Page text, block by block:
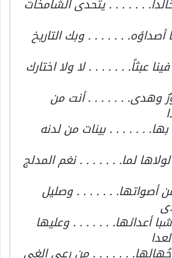
. . . . . . يتحدى الشامخات
أصداؤه. . . . . . . وبك التاريخ
عبثاً. . . . . . . لا ولا اختارك
وهدى. . . . . . . أنت من
بها. . . . . . . بينات من لدنه
لما. . . . . . . نغم المدلج
أصواتها. . . . . . . وصليل
أعدائها. . . . . . . وعليها
. . . . . . من رعى الغي